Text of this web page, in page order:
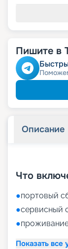
Пишите в
Описание
Что
●портовый
●сервисный
●
Показать все